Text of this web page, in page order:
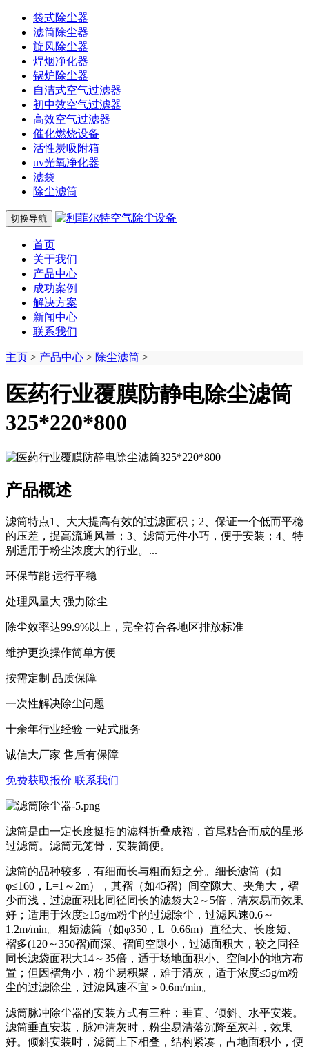
袋式除尘器
滤筒除尘器
旋风除尘器
焊烟净化器
锅炉除尘器
自洁式空气过滤器
初中效空气过滤器
高效空气过滤器
催化燃烧设备
活性炭吸附箱
uv光氧净化器
滤袋
除尘滤筒
切换导航
首页
关于我们
产品中心
成功案例
解决方案
新闻中心
联系我们
主页 > 产品中心 > 除尘滤筒 >
医药行业覆膜防静电除尘滤筒
325*220*800
产品概述
滤筒特点1、大大提高有效的过滤面积；2、保证一个低而平稳
的压差，提高流通风量；3、滤筒元件小巧，便于安装；4、特
别适用于粉尘浓度大的行业。...
环保节能 运行平稳
处理风量大 强力除尘
除尘效率达99.9%以上，完全符合各地区排放标准
维护更换操作简单方便
按需定制 品质保障
一次性解决除尘问题
十余年行业经验 一站式服务
诚信大厂家 售后有保障
免费获取报价 联系我们
滤筒是由一定长度挺括的滤料折叠成褶，首尾粘合而成的星形
过滤筒。滤筒无笼骨，安装简便。
滤筒的品种较多，有细而长与粗而短之分。细长滤筒（如
φ≤160，L=1～2m），其褶（如45褶）间空隙大、夹角大，褶
少而浅，过滤面积比同径同长的滤袋大2～5倍，清灰易而效果
好；适用于浓度≥15g/m粉尘的过滤除尘，过滤风速0.6～
1.2m/min。粗短滤筒（如φ350，L=0.66m）直径大、长度短、
褶多(120～350褶)而深、褶间空隙小，过滤面积大，较之同径
同长滤袋面积大14～35倍，适于场地面积小、空间小的地方布
置；但因褶角小，粉尘易积聚，难于清灰，适于浓度≤5g/m粉
尘的过滤除尘，过滤风速不宜＞0.6m/min。
滤筒脉冲除尘器的安装方式有三种：垂直、倾斜、水平安装。
滤筒垂直安装，脉冲清灰时，粉尘易清落沉降至灰斗，效果
好。倾斜安装时，滤筒上下相叠，结构紧凑，占地面积小，便